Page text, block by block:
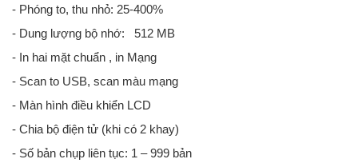
- Phóng to, thu nhỏ: 25-400%
- Dung lượng bộ nhớ: 512 MB
- In hai mặt chuẩn , in Mạng
- Scan to USB, scan màu mạng
- Màn hình điều khiển LCD
- Chia bộ điện tử (khi có 2 khay)
- Số bản chụp liên tục: 1 – 999 bản